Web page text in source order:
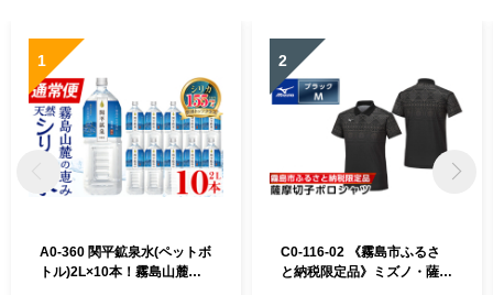
1
A0-360 関平鉱泉水(ペットボ
トル)2L×10本！霧島山麓の
2
C0-116-02 《霧島市ふるさ
と納税限定品》ミズノ・薩摩